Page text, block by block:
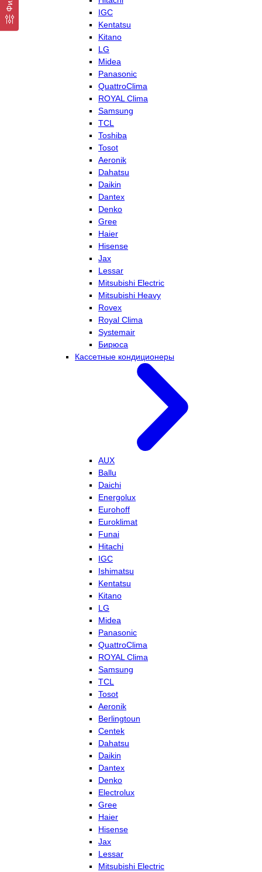
IGC
Kentatsu
Kitano
LG
Midea
Panasonic
QuattroClima
ROYAL Clima
Samsung
TCL
Toshiba
Tosot
Aeronik
Dahatsu
Daikin
Dantex
Denko
Gree
Haier
Hisense
Jax
Lessar
Mitsubishi Electric
Mitsubishi Heavy
Rovex
Royal Clima
Systemair
Бирюса
Кассетные кондиционеры
AUX
Ballu
Daichi
Energolux
Eurohoff
Euroklimat
Funai
Hitachi
IGC
Ishimatsu
Kentatsu
Kitano
LG
Midea
Panasonic
QuattroClima
ROYAL Clima
Samsung
TCL
Tosot
Aeronik
Berlingtoun
Centek
Dahatsu
Daikin
Dantex
Denko
Electrolux
Gree
Haier
Hisense
Jax
Lessar
Mitsubishi Electric